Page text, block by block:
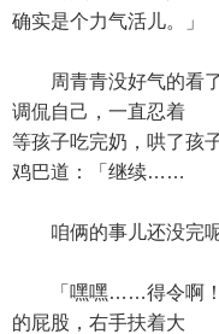
确实是个力气活儿。」
周青青没好气的看了
调侃自己，一直忍着
等孩子吃完奶，哄了孩
鸡巴道：「继续……
咱俩的事儿还没完
「嘿嘿……得令啊！
的屁股，右手扶着大